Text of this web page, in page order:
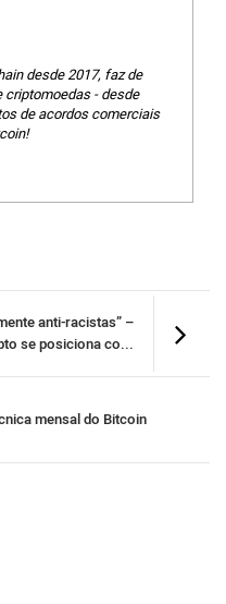
desde 2017, faz de
criptomoedas - desde
de acordos comerciais
anti-racistas” –
se posiciona co...
mensal do Bitcoin